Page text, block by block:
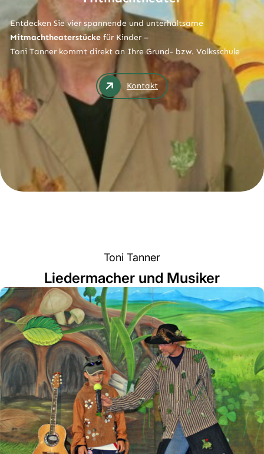
Entdecken Sie vier spannende und unterhaltsame
Mitmachtheaterstücke für Kinder –
Toni Tanner kommt direkt an Ihre Grund- bzw. Volksschule
Kontakt
Toni Tanner
Liedermacher und Musiker